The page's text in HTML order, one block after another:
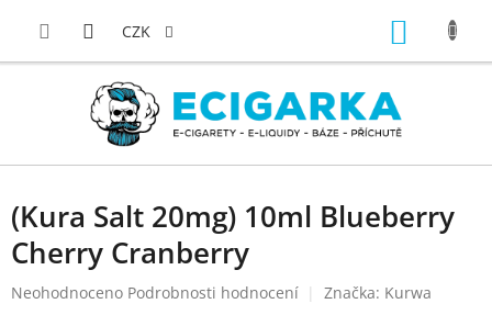
CZK
(Kura Salt 20mg) 10ml Blueberry
Cherry Cranberry
Průměrné
Neohodnoceno Podrobnosti hodnocení Značka: Kurwa